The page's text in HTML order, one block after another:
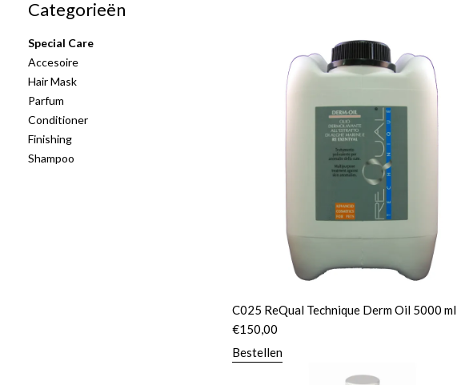
Categorieën
Special Care
Accesoire
Hair Mask
Parfum
Conditioner
Finishing
Shampoo
C025 ReQual Technique Derm Oil 5000 ml
€150,00
Bestellen